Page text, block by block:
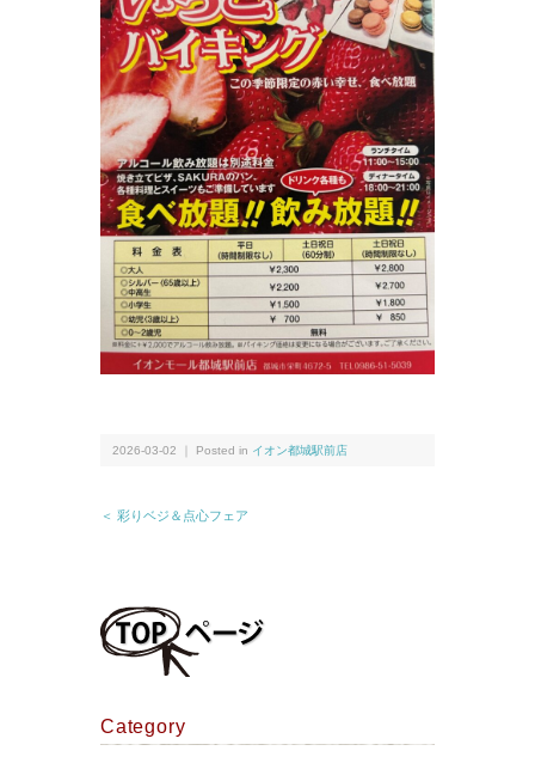
2026-03-02 ｜ Posted in イオン都城駅前店
＜ 彩りベジ＆点心フェア
Category